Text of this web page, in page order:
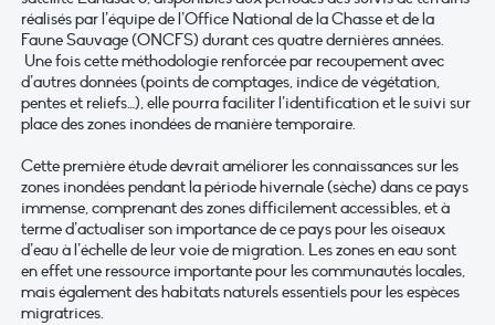
réalisés par l’équipe de l’Office National de la Chasse et de la
Faune Sauvage (ONCFS) durant ces quatre dernières années.
Une fois cette méthodologie renforcée par recoupement avec
d’autres données (points de comptages, indice de végétation,
pentes et reliefs…), elle pourra faciliter l’identification et le suivi sur
place des zones inondées de manière temporaire.
Cette première étude devrait améliorer les connaissances sur les
zones inondées pendant la période hivernale (sèche) dans ce pays
immense, comprenant des zones difficilement accessibles, et à
terme d’actualiser son importance de ce pays pour les oiseaux
d’eau à l’échelle de leur voie de migration. Les zones en eau sont
en effet une ressource importante pour les communautés locales,
mais également des habitats naturels essentiels pour les espèces
migratrices.